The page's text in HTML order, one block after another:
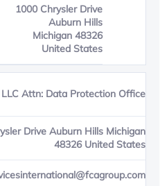
1000 Chrysler Drive
Auburn Hills
Michigan 48326
United States
LLC Attn: Data Protection Office
Drive Auburn Hills Michigan
48326 United States